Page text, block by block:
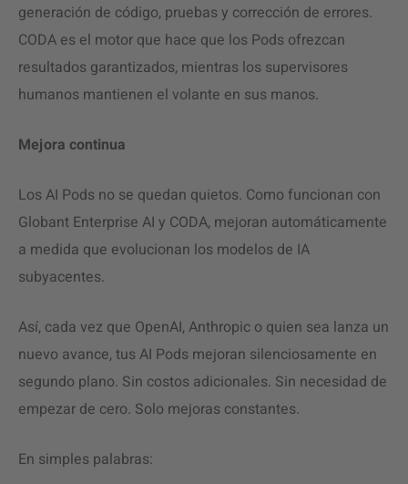
generación de código, pruebas y corrección de errores.
CODA es el motor que hace que los Pods ofrezcan
resultados garantizados, mientras los supervisores
humanos mantienen el volante en sus manos.
Mejora continua
Los AI Pods no se quedan quietos. Como funcionan con
Globant Enterprise AI y CODA, mejoran automáticamente
a medida que evolucionan los modelos de IA
subyacentes.
Así, cada vez que OpenAI, Anthropic o quien sea lanza un
nuevo avance, tus AI Pods mejoran silenciosamente en
segundo plano. Sin costos adicionales. Sin necesidad de
empezar de cero. Solo mejoras constantes.
En simples palabras: